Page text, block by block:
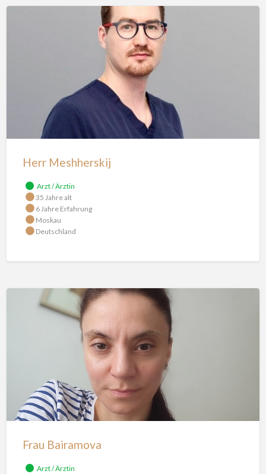
Herr Meshherskij
Arzt / Ärztin
35 Jahre alt
6 Jahre Erfahrung
Moskau
Deutschland
Bairamova
Frau Bairamova
Arzt / Ärztin